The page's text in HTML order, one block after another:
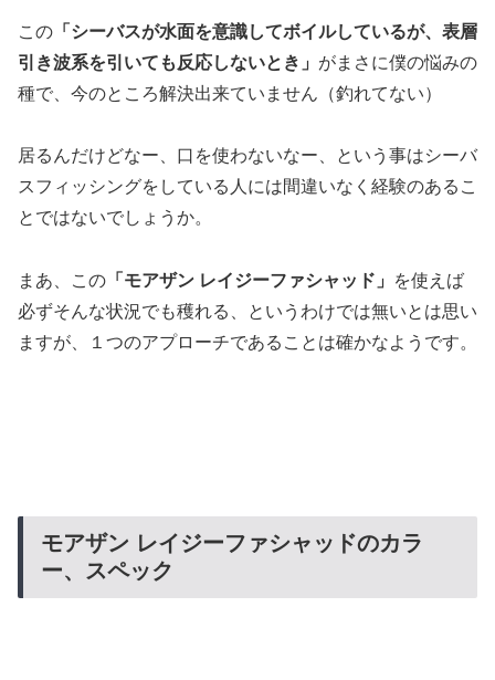
この 「シーバスが水面を意識してボイルしているが、表層
引き波系を引いても反応しないとき」 がまさに僕の悩みの
種で、今のところ解決出来ていません（釣れてない）
居るんだけどなー、口を使わないなー、という事はシーバ
スフィッシングをしている人には間違いなく経験のあるこ
とではないでしょうか。
まあ、この 「モアザン レイジーファシャッド」
を使えば
必ずそんな状況でも穫れる、というわけでは無いとは思い
ますが、１つのアプローチであることは確かなようです。
モアザン レイジーファシャッドのカラ
ー、スペック